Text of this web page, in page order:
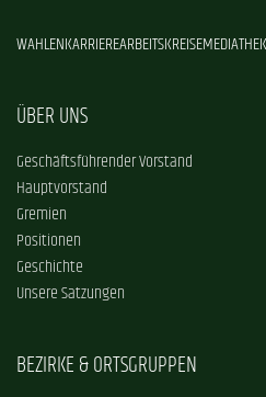
WAHLENKARRIEREARBEITSKREISEMEDIATHEK
ÜBER UNS
Geschäftsführender Vorstand
Hauptvorstand
Gremien
Positionen
Geschichte
Unsere Satzungen
BEZIRKE & ORTSGRUPPEN